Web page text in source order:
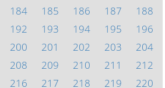
184 185 186 187
188
192 193 194 195
196
200 201 202 203
204
208 209 210 211
212
216 217 218 219 220